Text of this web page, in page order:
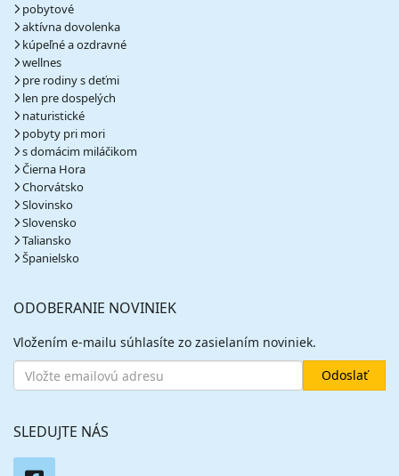
pobytové
aktívna dovolenka
kúpeľné a ozdravné
wellnes
pre rodiny s deťmi
len pre dospelých
naturistické
pobyty pri mori
s domácim miláčikom
Čierna Hora
Chorvátsko
Slovinsko
Slovensko
Taliansko
Španielsko
ODOBERANIE NOVINIEK
Vložením e-mailu súhlasíte zo zasielaním noviniek.
SLEDUJTE NÁS